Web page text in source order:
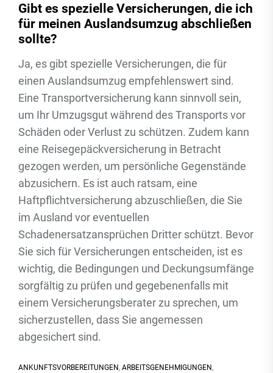
Gibt es spezielle Versicherungen, die ich
für meinen Auslandsumzug abschließen
sollte?
Ja, es gibt spezielle Versicherungen, die für
einen Auslandsumzug empfehlenswert sind.
Eine Transportversicherung kann sinnvoll sein,
um Ihr Umzugsgut während des Transports vor
Schäden oder Verlust zu schützen. Zudem kann
eine Reisegepäckversicherung in Betracht
gezogen werden, um persönliche Gegenstände
abzusichern. Es ist auch ratsam, eine
Haftpflichtversicherung abzuschließen, die Sie
im Ausland vor eventuellen
Schadenersatzansprüchen Dritter schützt. Bevor
Sie sich für Versicherungen entscheiden, ist es
wichtig, die Bedingungen und Deckungsumfänge
sorgfältig zu prüfen und gegebenenfalls mit
einem Versicherungsberater zu sprechen, um
sicherzustellen, dass Sie angemessen
abgesichert sind.
ANKUNFTSVORBEREITUNGEN, ARBEITSGENEHMIGUNGEN,